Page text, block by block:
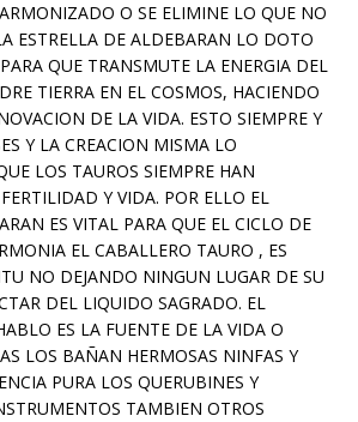
O SE ELIMINE LO QUE NO
ESTRELLA DE ALDEBARAN LO DOTO
QUE TRANSMUTE LA ENERGIA DEL
TIERRA EN EL COSMOS, HACIENDO
DE LA VIDA. ESTO SIEMPRE Y
Y LA CREACION MISMA LO
LOS TAUROS SIEMPRE HAN
Y VIDA. POR ELLO EL
ES VITAL PARA QUE EL CICLO DE
EL CABALLERO TAURO , ES
NO DEJANDO NINGUN LUGAR DE SU
DEL LIQUIDO SAGRADO. EL
ES LA FUENTE DE LA VIDA O
LOS BAÑAN HERMOSAS NINFAS Y
PURA LOS QUERUBINES Y
TAMBIEN OTROS